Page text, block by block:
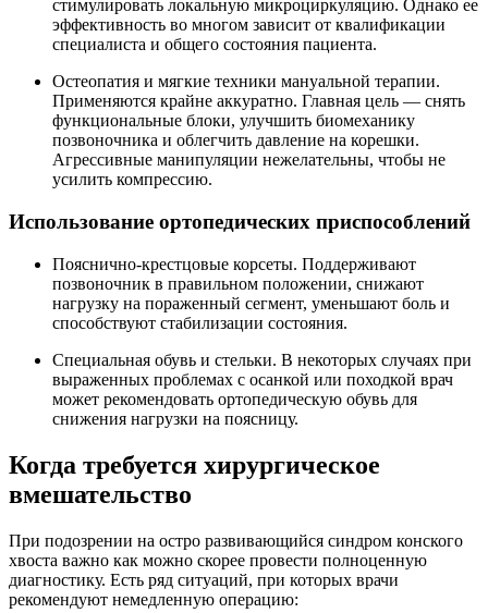
стимулировать локальную микроциркуляцию. Однако ее
эффективность во многом зависит от квалификации
специалиста и общего состояния пациента.
Остеопатия и мягкие техники мануальной терапии.
Применяются крайне аккуратно. Главная цель — снять
функциональные блоки, улучшить биомеханику
позвоночника и облегчить давление на корешки.
Агрессивные манипуляции нежелательны, чтобы не
усилить компрессию.
Использование ортопедических приспособлений
Пояснично-крестцовые корсеты. Поддерживают
позвоночник в правильном положении, снижают
нагрузку на пораженный сегмент, уменьшают боль и
способствуют стабилизации состояния.
Специальная обувь и стельки. В некоторых случаях при
выраженных проблемах с осанкой или походкой врач
может рекомендовать ортопедическую обувь для
снижения нагрузки на поясницу.
Когда требуется хирургическое
вмешательство
При подозрении на остро развивающийся синдром конского
хвоста важно как можно скорее провести полноценную
диагностику. Есть ряд ситуаций, при которых врачи
рекомендуют немедленную операцию: